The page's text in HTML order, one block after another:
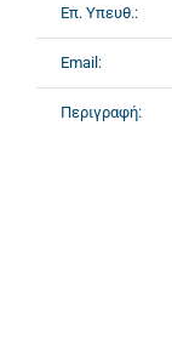
Επ. Υπευθ.:
Email:
Περιγραφή: